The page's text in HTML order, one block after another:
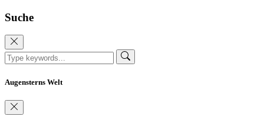
Suche
Augensterns Welt